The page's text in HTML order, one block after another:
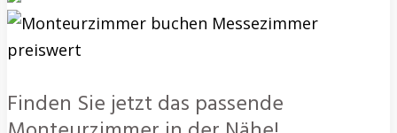
Finden Sie jetzt das passende